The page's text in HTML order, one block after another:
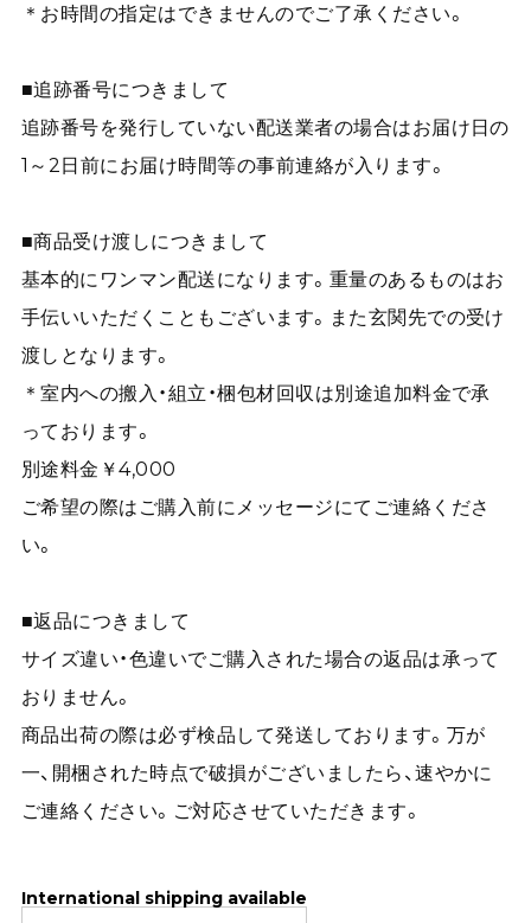
＊お時間の指定はできませんのでご了承ください。
■追跡番号につきまして
追跡番号を発行していない配送業者の場合はお届け日の
1～2日前にお届け時間等の事前連絡が入ります。
■商品受け渡しにつきまして
基本的にワンマン配送になります。重量のあるものはお
手伝いいただくこともございます。また玄関先での受け
渡しとなります。
＊室内への搬入・組立・梱包材回収は別途追加料金で承
っております。
別途料金￥4,000
ご希望の際はご購入前にメッセージにてご連絡くださ
い。
■返品につきまして
サイズ違い・色違いでご購入された場合の返品は承って
おりません。
商品出荷の際は必ず検品して発送しております。万が
一、開梱された時点で破損がございましたら、速やかに
ご連絡ください。ご対応させていただきます。
International shipping available